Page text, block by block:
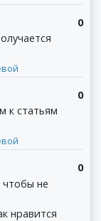
0
0
к статьям
0
чтобы не
нравится